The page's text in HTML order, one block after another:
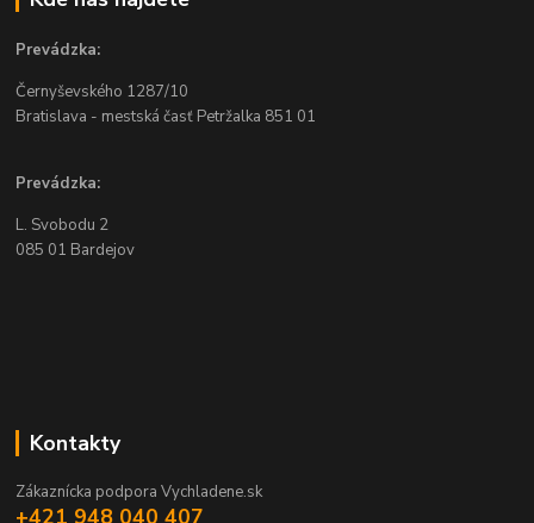
Prevádzka:
Černyševského 1287/10
Bratislava - mestská časť Petržalka 851 01
Prevádzka:
L. Svobodu 2
085 01 Bardejov
Kontakty
Zákaznícka podpora Vychladene.sk
+421 948 040 407